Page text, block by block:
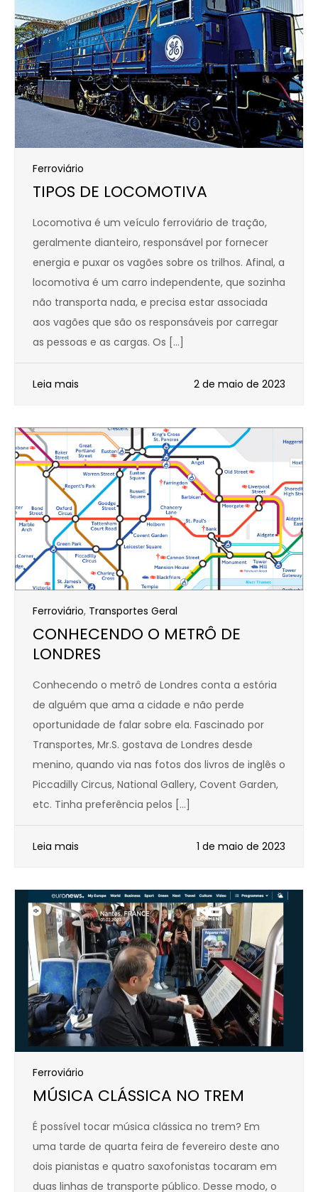
Ferroviário
TIPOS DE LOCOMOTIVA
Locomotiva é um veículo ferroviário de tração,
geralmente dianteiro, responsável por fornecer
energia e puxar os vagões sobre os trilhos. Afinal, a
locomotiva é um carro independente, que sozinha
não transporta nada, e precisa estar associada
aos vagões que são os responsáveis por carregar
as pessoas e as cargas. Os […]
Leia mais 2 de maio de 2023
Ferroviário, Transportes Geral
CONHECENDO O METRÔ DE
LONDRES
Conhecendo o metrô de Londres conta a estória
de alguém que ama a cidade e não perde
oportunidade de falar sobre ela. Fascinado por
Transportes, Mr.S. gostava de Londres desde
menino, quando via nas fotos dos livros de inglês o
Piccadilly Circus, National Gallery, Covent Garden,
etc. Tinha preferência pelos […]
Leia mais 1 de maio de 2023
Ferroviário
MÚSICA CLÁSSICA NO TREM
É possível tocar música clássica no trem? Em
uma tarde de quarta feira de fevereiro deste ano
dois pianistas e quatro saxofonistas tocaram em
duas linhas de transporte público. Desse modo, o